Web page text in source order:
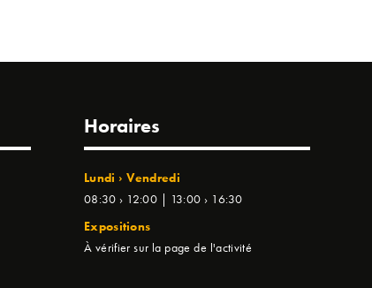
Horaires
Lundi › Vendredi
08:30 › 12:00 | 13:00 › 16:30
Expositions
À vérifier sur la page de l'activité